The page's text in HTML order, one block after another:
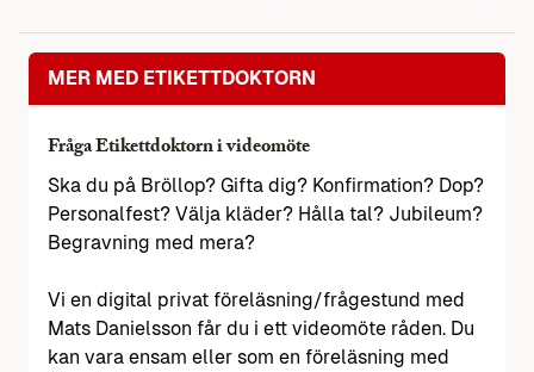
MER MED ETIKETTDOKTORN
Fråga Etikettdoktorn i videomöte
Ska du på Bröllop? Gifta dig? Konfirmation? Dop?
Personalfest? Välja kläder? Hålla tal? Jubileum?
Begravning med mera?
Vi en digital privat föreläsning/frågestund med
Mats Danielsson får du i ett videomöte råden. Du
kan vara ensam eller som en föreläsning med